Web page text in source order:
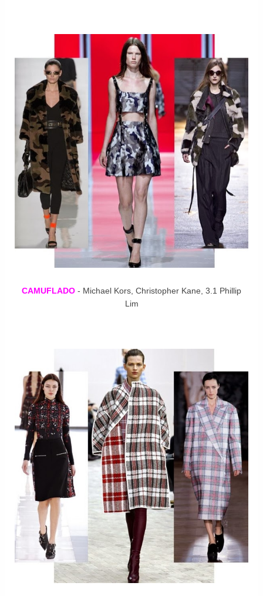
CAMUFLADO - Michael Kors, Christopher Kane, 3.1 Phillip
Lim